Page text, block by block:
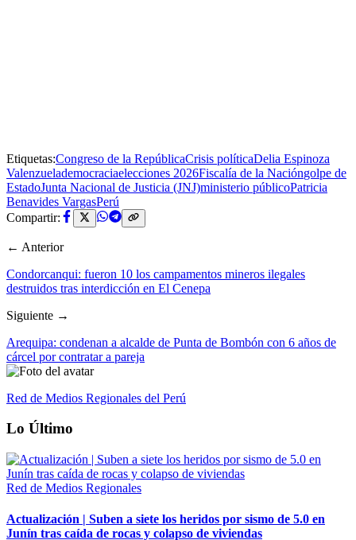
Etiquetas:Congreso de la RepúblicaCrisis políticaDelia Espinoza
Valenzuelademocraciaelecciones 2026Fiscalía de la Nacióngolpe de
EstadoJunta Nacional de Justicia (JNJ)ministerio públicoPatricia
Benavides VargasPerú
Compartir:
← Anterior
Condorcanqui: fueron 10 los campamentos mineros ilegales
destruidos tras interdicción en El Cenepa
Siguiente →
Arequipa: condenan a alcalde de Punta de Bombón con 6 años de
cárcel por contratar a pareja
Red de Medios Regionales del Perú
Lo Último
Red de Medios Regionales
Actualización | Suben a siete los heridos por sismo de 5.0 en
Junín tras caída de rocas y colapso de viviendas